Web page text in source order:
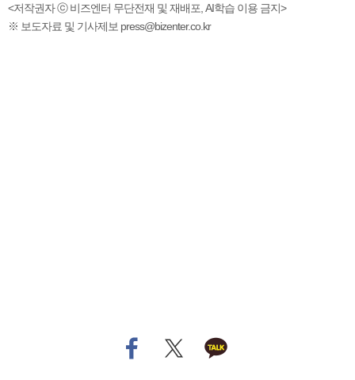
<저작권자 ⓒ 비즈엔터 무단전재 및 재배포, AI학습 이용 금지>
※ 보도자료 및 기사제보 press@bizenter.co.kr